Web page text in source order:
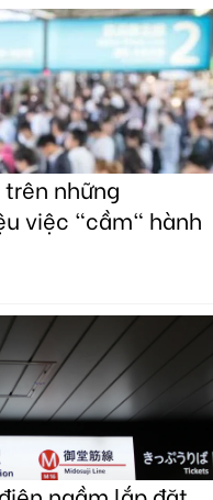
những
việc "cầm" hành